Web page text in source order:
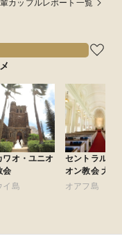
カップルレポート一覧
ワオ・ユニオ
会
イ島
セントラル・
オン教会 大聖
オアフ島